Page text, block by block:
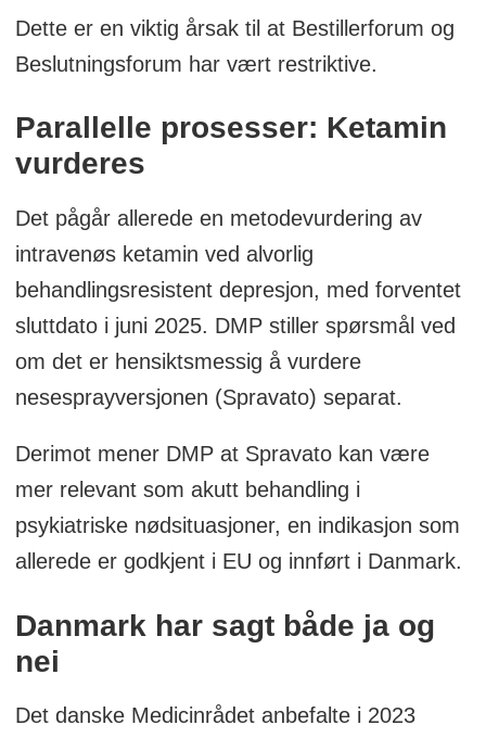
Dette er en viktig årsak til at Bestillerforum og
Beslutningsforum har vært restriktive.
Parallelle prosesser: Ketamin
vurderes
Det pågår allerede en metodevurdering av
intravenøs ketamin ved alvorlig
behandlingsresistent depresjon, med forventet
sluttdato i juni 2025. DMP stiller spørsmål ved
om det er hensiktsmessig å vurdere
nesesprayversjonen (Spravato) separat.
Derimot mener DMP at Spravato kan være
mer relevant som akutt behandling i
psykiatriske nødsituasjoner, en indikasjon som
allerede er godkjent i EU og innført i Danmark.
Danmark har sagt både ja og
nei
Det danske Medicinrådet anbefalte i 2023